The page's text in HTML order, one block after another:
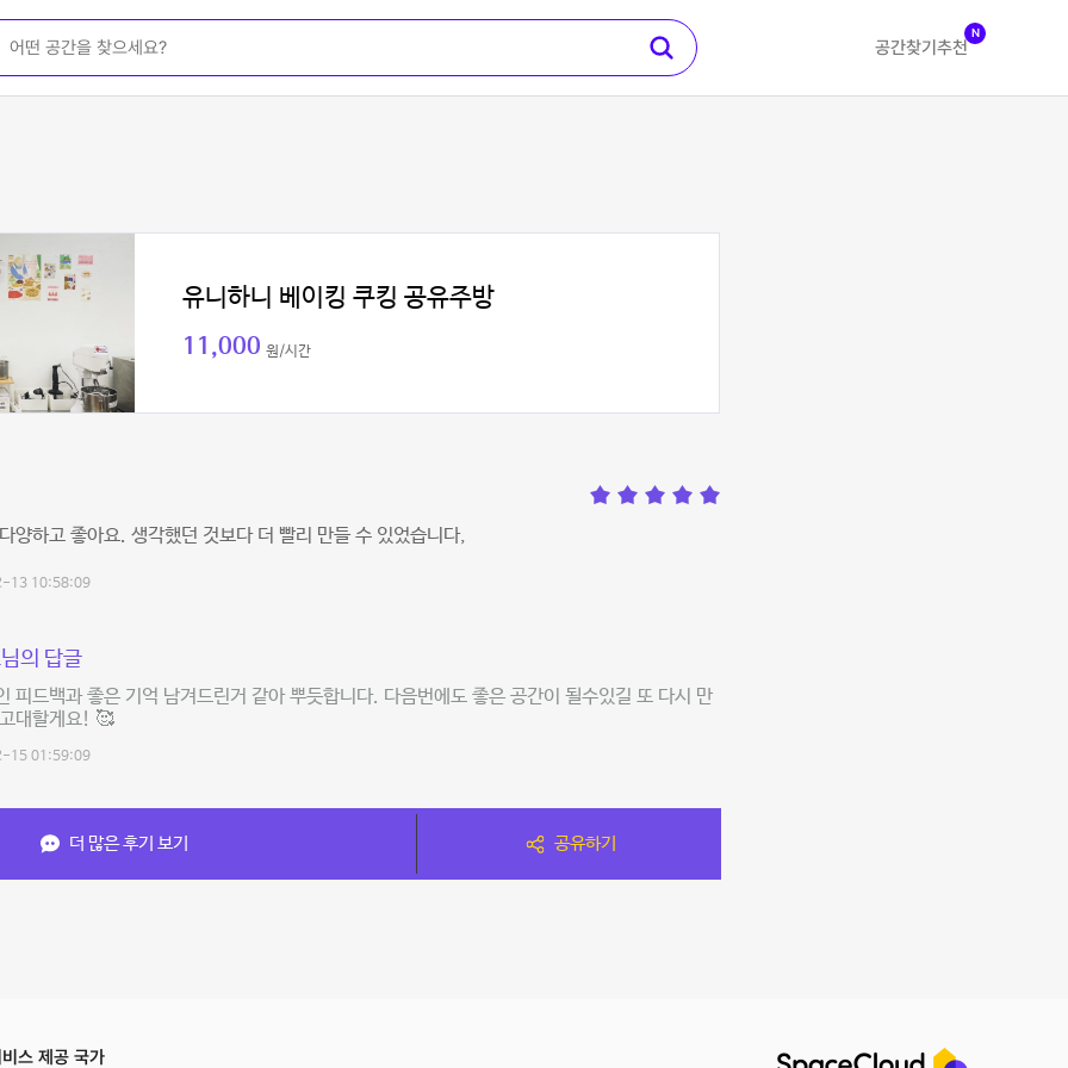
공간찾기 추천
N
유니하니 베이킹 쿠킹 공유주방
11,000 원/시간
양하고 좋아요. 생각했던 것보다 더 빨리 만들 수 있었습니다,
13 10:58:09
의 답글
피드백과 좋은 기억 남겨드린거 같아 뿌듯합니다. 다음번에도 좋은 공간이 될수있길 또 다시 만
대할게요! 🥰
15 01:59:09
더 많은 후기 보기 공유하기
스 제공 국가